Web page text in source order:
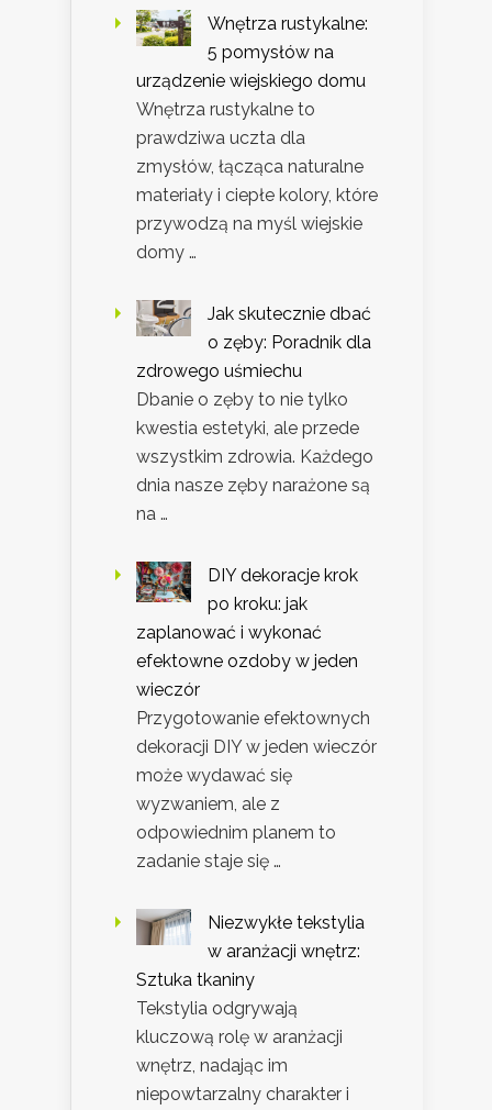
Wnętrza rustykalne:
5 pomysłów na
urządzenie wiejskiego domu
Wnętrza rustykalne to
prawdziwa uczta dla
zmysłów, łącząca naturalne
materiały i ciepłe kolory, które
przywodzą na myśl wiejskie
domy …
Jak skutecznie dbać
o zęby: Poradnik dla
zdrowego uśmiechu
Dbanie o zęby to nie tylko
kwestia estetyki, ale przede
wszystkim zdrowia. Każdego
dnia nasze zęby narażone są
na …
DIY dekoracje krok
po kroku: jak
zaplanować i wykonać
efektowne ozdoby w jeden
wieczór
Przygotowanie efektownych
dekoracji DIY w jeden wieczór
może wydawać się
wyzwaniem, ale z
odpowiednim planem to
zadanie staje się …
Niezwykłe tekstylia
w aranżacji wnętrz:
Sztuka tkaniny
Tekstylia odgrywają
kluczową rolę w aranżacji
wnętrz, nadając im
niepowtarzalny charakter i